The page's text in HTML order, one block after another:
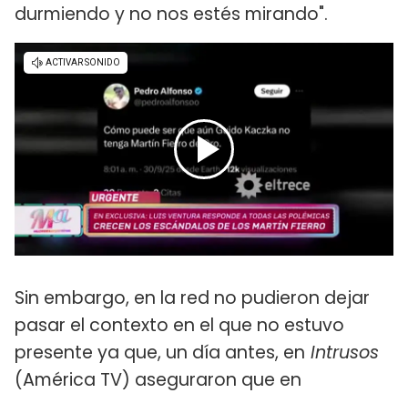
durmiendo y no nos estés mirando".
Sin embargo, en la red no pudieron dejar
pasar el contexto en el que no estuvo
presente ya que, un día antes, en Intrusos
(América TV) aseguraron que en